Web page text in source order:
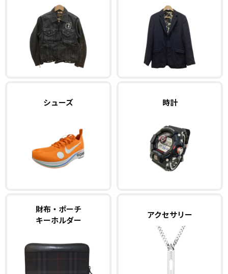
シューズ 時計
財布・ポーチ
キーホルダー
アクセサリー